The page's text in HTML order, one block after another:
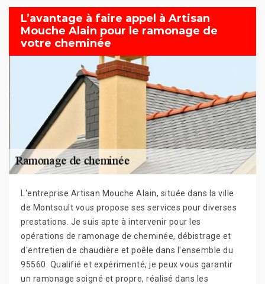
L’avantage à faire appel à Artisan
Mouche Alain pour le ramonage de
votre cheminée
L'entreprise Artisan Mouche Alain, située dans la ville
de Montsoult vous propose ses services pour diverses
prestations. Je suis apte à intervenir pour les
opérations de ramonage de cheminée, débistrage et
d'entretien de chaudière et poêle dans l'ensemble du
95560. Qualifié et expérimenté, je peux vous garantir
un ramonage soigné et propre, réalisé dans les